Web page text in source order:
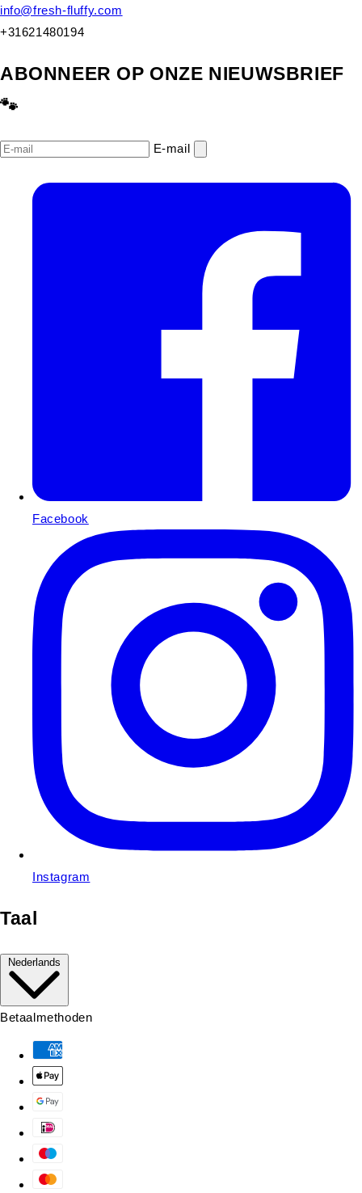
info@fresh-fluffy.com
+31621480194
ABONNEER OP ONZE NIEUWSBRIEF
🐾
E‑mail
Facebook
Instagram
Taal
Nederlands
Betaalmethoden